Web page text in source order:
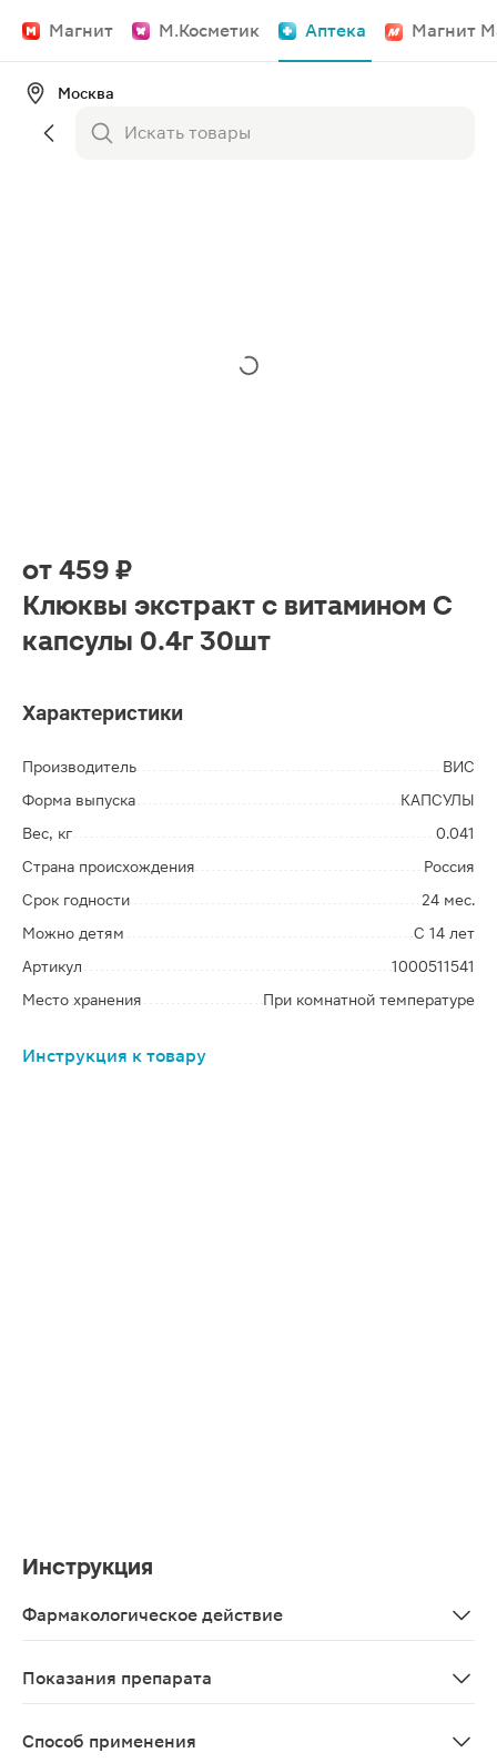
Магнит М.Косметик Аптека Магнит
Москва
от 459 ₽
Клюквы экстракт с витамином С
капсулы 0.4г 30шт
Характеристики
Производитель
ВИС
Форма выпуска
КАПСУЛЫ
Вес, кг
0.041
Страна происхождения
Россия
Срок годности
24 мес.
Можно детям
С 14 лет
Артикул
1000511541
Место хранения
При комнатной температуре
Инструкция к товару
Инструкция
Фармакологическое действие
Показания препарата
Способ применения